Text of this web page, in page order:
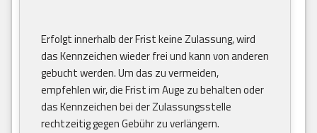
Erfolgt innerhalb der Frist keine Zulassung, wird
das Kennzeichen wieder frei und kann von anderen
gebucht werden. Um das zu vermeiden,
empfehlen wir, die Frist im Auge zu behalten oder
das Kennzeichen bei der Zulassungsstelle
rechtzeitig gegen Gebühr zu verlängern.